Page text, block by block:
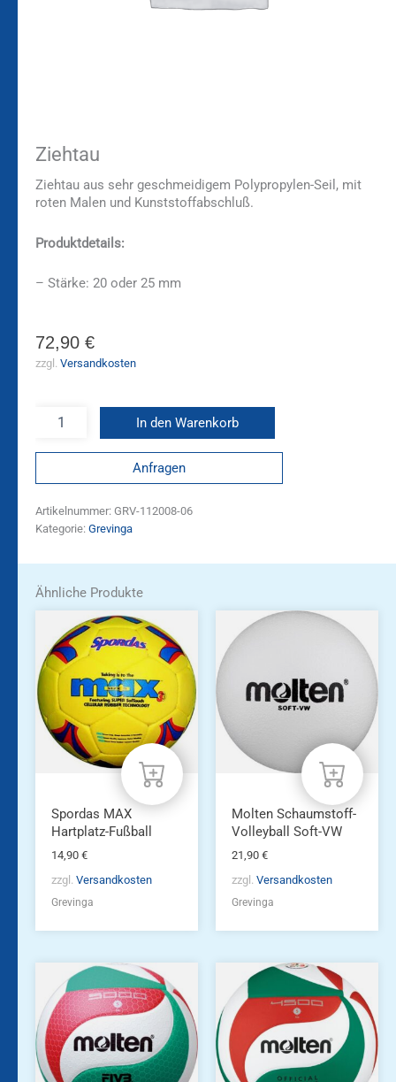
Ziehtau
Ziehtau aus sehr geschmeidigem Polypropylen-Seil, mit
roten Malen und Kunststoffabschluß.
Produktdetails:
– Stärke: 20 oder 25 mm
72,90 €
zzgl. Versandkosten
In den Warenkorb
Anfragen
Artikelnummer: GRV-112008-06
Kategorie: Grevinga
Ähnliche Produkte
Spordas MAX
Hartplatz-Fußball
14,90 €
zzgl. Versandkosten
Grevinga
Molten Schaumstoff-
Volleyball Soft-VW
21,90 €
zzgl. Versandkosten
Grevinga